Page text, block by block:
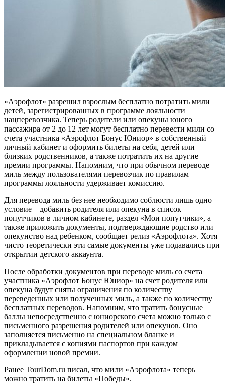
«Аэрофлот» разрешил взрослым бесплатно потратить мили
детей, зарегистрированных в программе лояльности
нацперевозчика. Теперь родители или опекуны юного
пассажира от 2 до 12 лет могут бесплатно перевести мили со
счета участника «Аэрофлот Бонус Юниор» в собственный
личный кабинет и оформить билеты на себя, детей или
близких родственников, а также потратить их на другие
премии программы. Напомним, что при обычном переводе
миль между пользователями перевозчик по правилам
программы лояльности удерживает комиссию.
Для перевода миль без нее необходимо соблюсти лишь одно
условие – добавить родителя или опекуна в список
попутчиков в личном кабинете, раздел «Мои попутчики», а
также приложить документы, подтверждающие родство или
опекунство над ребенком, сообщает релиз «Аэрофлота». Хотя
чисто теоретически эти самые документы уже подавались при
открытии детского аккаунта.
После обработки документов при переводе миль со счета
участника «Аэрофлот Бонус Юниор» на счет родителя или
опекуна будут сняты ограничения по количеству
переведенных или полученных миль, а также по количеству
бесплатных переводов. Напомним, что тратить бонусные
баллы непосредственно с юниорского счета можно только с
письменного разрешения родителей или опекунов. Оно
заполняется письменно на специальном бланке и
прикладывается с копиями паспортов при каждом
оформлении новой премии.
Ранее TourDom.ru писал, что мили «Аэрофлота» теперь
можно тратить на билеты «Победы».